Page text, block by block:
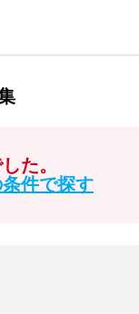
た。
件で探す